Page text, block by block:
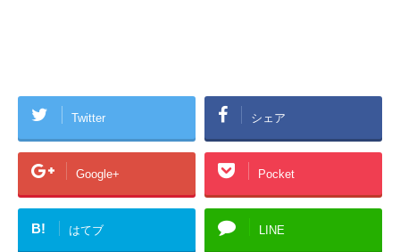
Twitter シェア
Google+ Pocket
B! はてブ LINE